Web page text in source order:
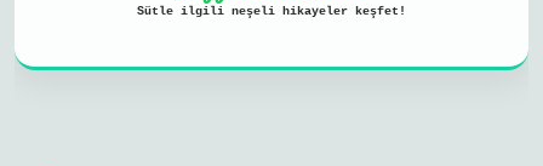
Sütle ilgili neşeli hikayeler keşfet!